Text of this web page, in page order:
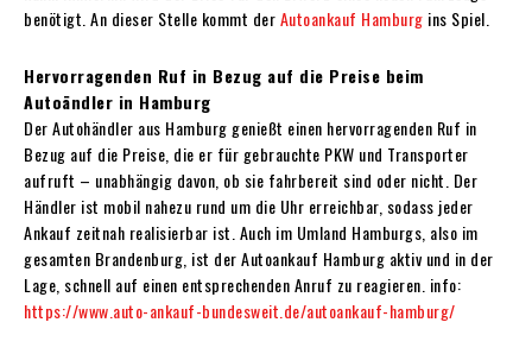
benötigt. An dieser Stelle kommt derAutoankauf Hamburg ins Spiel.
Hervorragenden Ruf in Bezug auf die Preise beim
Autoändler in Hamburg
Der Autohändler aus Hamburg genießt einen hervorragenden Ruf in
Bezug auf die Preise, die er für gebrauchte PKW und Transporter
aufruft – unabhängig davon, ob sie fahrbereit sind oder nicht. Der
Händler ist mobil nahezu rund um die Uhr erreichbar, sodass jeder
Ankauf zeitnah realisierbar ist. Auch im Umland Hamburgs, also im
gesamten Brandenburg, ist der Autoankauf Hamburg aktiv und in der
Lage, schnell auf einen entsprechenden Anruf zu reagieren. info:
https://www.auto-ankauf-bundesweit.de/autoankauf-hamburg/